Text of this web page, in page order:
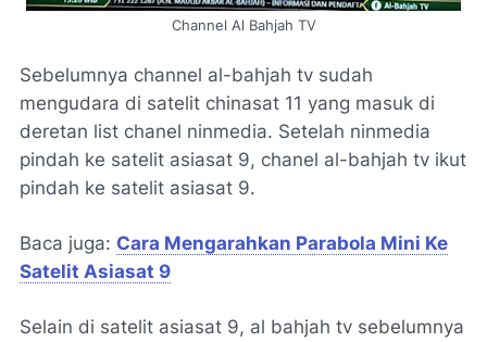
Channel Al Bahjah TV
Sebelumnya channel al-bahjah tv sudah
mengudara di satelit chinasat 11 yang masuk di
deretan list chanel ninmedia. Setelah ninmedia
pindah ke satelit asiasat 9, chanel al-bahjah tv ikut
pindah ke satelit asiasat 9.
Baca juga: Cara Mengarahkan Parabola Mini Ke
Satelit Asiasat 9
Selain di satelit asiasat 9, al bahjah tv sebelumnya